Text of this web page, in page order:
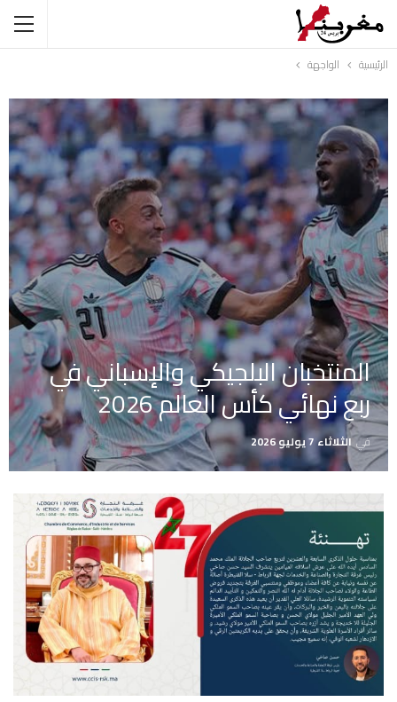
الرئيسية الواجهة
المنتخبان البلجيكي والإسباني في
ربع نهائي كأس العالم 2026
فيالثلاثاء 7 يوليو 2026